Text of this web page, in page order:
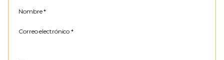
Nombre*
Correo electrónico*